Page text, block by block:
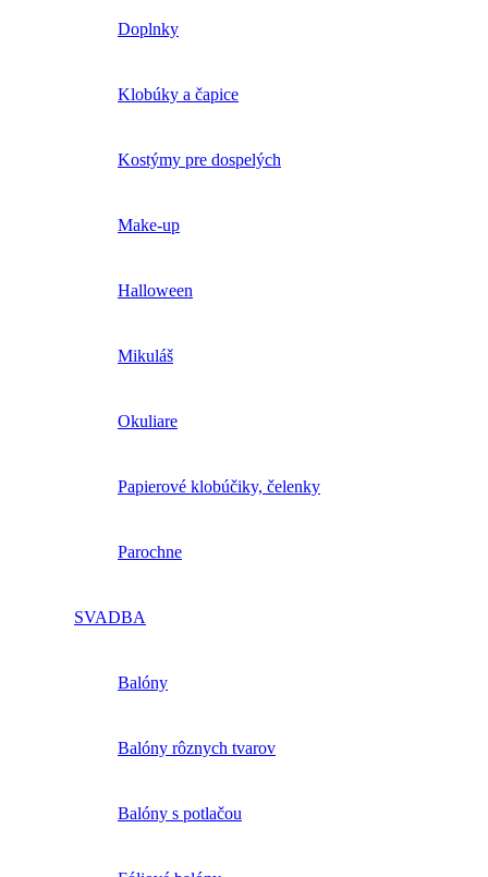
Doplnky
Klobúky a čapice
Kostýmy pre dospelých
Make-up
Halloween
Mikuláš
Okuliare
Papierové klobúčiky, čelenky
Parochne
SVADBA
Balóny
Balóny rôznych tvarov
Balóny s potlačou